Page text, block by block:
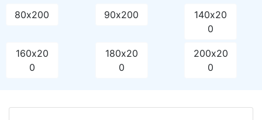
80х200 90х200
140х20
0
160х20
0
180х20
0
200х20
0